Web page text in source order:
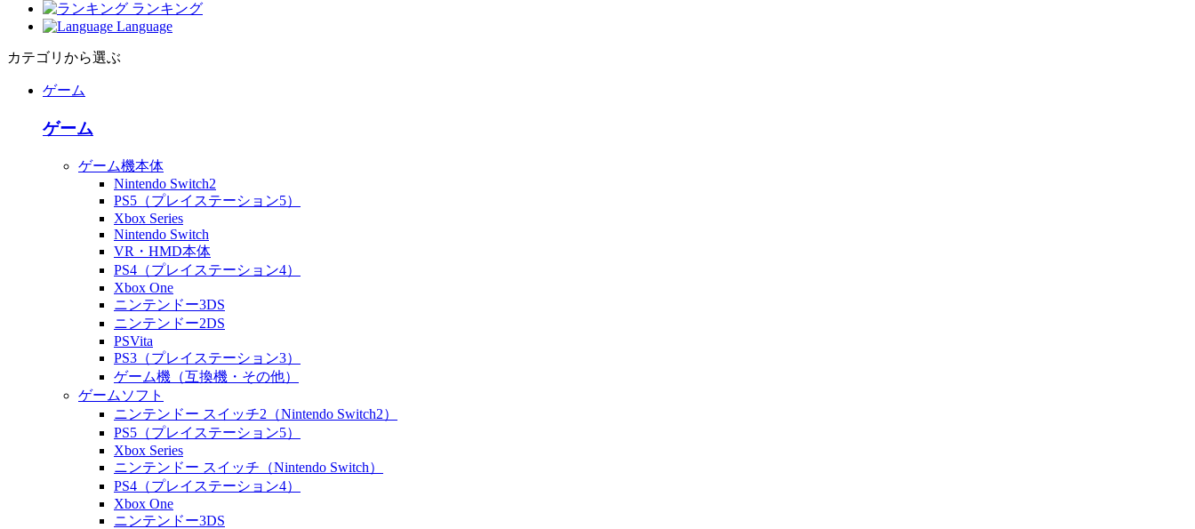
ランキング
Language
カテゴリから選ぶ
ゲーム
ゲーム
ゲーム機本体
Nintendo Switch2
PS5（プレイステーション5）
Xbox Series
Nintendo Switch
VR・HMD本体
PS4（プレイステーション4）
Xbox One
ニンテンドー3DS
ニンテンドー2DS
PSVita
PS3（プレイステーション3）
ゲーム機（互換機・その他）
ゲームソフト
ニンテンドー スイッチ2（Nintendo Switch2）
PS5（プレイステーション5）
Xbox Series
ニンテンドー スイッチ（Nintendo Switch）
PS4（プレイステーション4）
Xbox One
ニンテンドー3DS